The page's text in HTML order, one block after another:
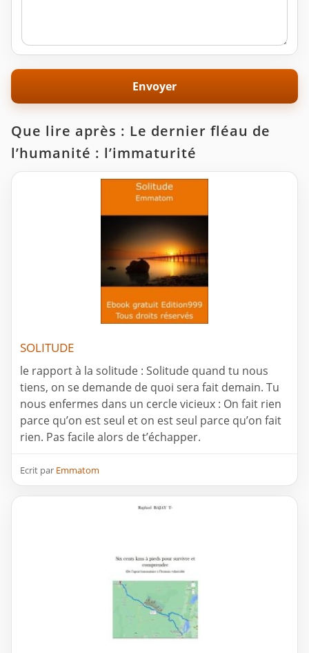
Que lire après : Le dernier fléau de
l’humanité : l’immaturité
SOLITUDE
le rapport à la solitude : Solitude quand tu nous
tiens, on se demande de quoi sera fait demain. Tu
nous enfermes dans un cercle vicieux : On fait rien
parce qu’on est seul et on est seul parce qu’on fait
rien. Pas facile alors de t’échapper.
Ecrit par Emmatom